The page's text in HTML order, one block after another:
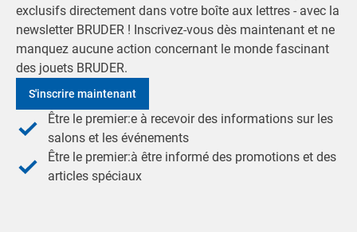
exclusifs directement dans votre boîte aux lettres - avec la
newsletter BRUDER ! Inscrivez-vous dès maintenant et ne
manquez aucune action concernant le monde fascinant
des jouets BRUDER.
S'inscrire maintenant
Être le premier:e à recevoir des informations sur les
salons et les événements
Être le premier:à être informé des promotions et des
articles spéciaux